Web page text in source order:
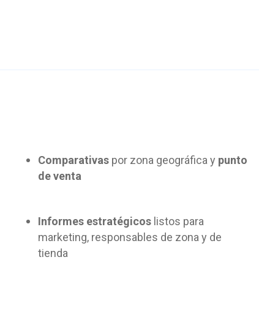
Comparativas por zona geográfica y punto
de venta
Informes estratégicos listos para
marketing, responsables de zona y de
tienda